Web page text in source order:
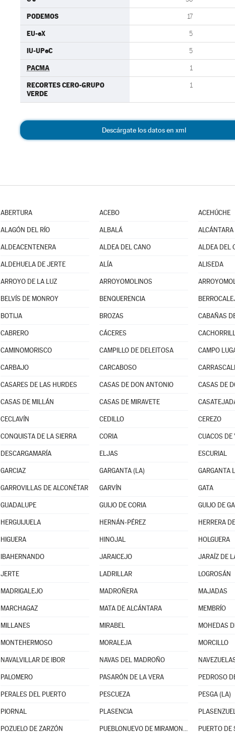
PODEMOS 17
EU-eX 5
IU-UPeC 5
PACMA 1
RECORTES CERO-GRUPO
VERDE
1
Descárgate los datos en xml
ABERTURA ACEBO ACEHÚCHE
ALAGÓN DEL RÍO ALBALÁ ALCÁNTARA
ALDEACENTENERA ALDEA DEL CANO ALDEA DEL
ALDEHUELA DE JERTE ALÍA ALISEDA
ARROYO DE LA LUZ ARROYOMOLINOS
BELVÍS DE MONROY BENQUERENCIA
BOTIJA BROZAS CABAÑAS
CABRERO CÁCERES
CAMINOMORISCO CAMPILLO DE DELEITOSA CAMPO
CARBAJO CARCABOSO
CASARES DE LAS HURDES CASAS DE DON ANTONIO CASAS DE
CASAS DE MILLÁN CASAS DE MIRAVETE
CECLAVÍN CEDILLO CEREZO
CONQUISTA DE LA SIERRA CORIA CUACOS DE
DESCARGAMARÍA ELJAS ESCURIAL
GARCIAZ GARGANTA (LA) GARGANTA
GARROVILLAS DE ALCONÉTAR GARVÍN GATA
GUADALUPE GUIJO DE CORIA GUIJO DE
HERGUIJUELA HERNÁN-PÉREZ HERRERA
HIGUERA HINOJAL HOLGUERA
IBAHERNANDO JARAICEJO JARAÍZ DE
JERTE LADRILLAR LOGROSÁN
MADRIGALEJO MADROÑERA MAJADAS
MARCHAGAZ MATA DE ALCÁNTARA MEMBRÍO
MILLANES MIRABEL MOHEDAS
MONTEHERMOSO MORALEJA MORCILLO
NAVALVILLAR DE IBOR NAVAS DEL MADROÑO
PALOMERO PASARÓN DE LA VERA PEDROSO
PERALES DEL PUERTO PESCUEZA PESGA (LA)
PIORNAL PLASENCIA
POZUELO DE ZARZÓN PUEBLONUEVO DE MIRAMONTES PUERTO DE